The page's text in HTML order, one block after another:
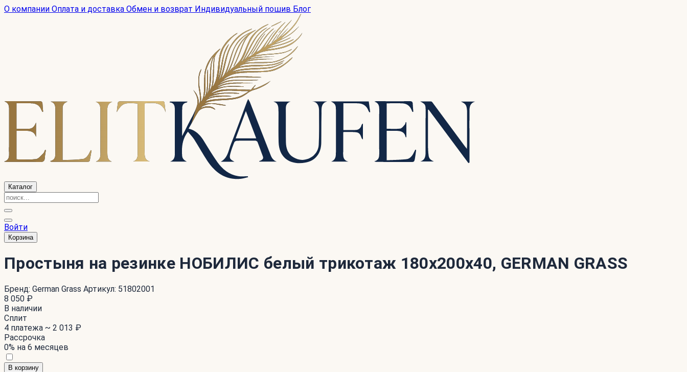
О компании Оплата и доставка Обмен и возврат Индивидуальный пошив Блог
Каталог
Войти
Корзина
Простыня на резинке НОБИЛИС белый трикотаж 180x200x40, GERMAN GRASS
Бренд: German Grass Артикул: 51802001
8 050 ₽
В наличии
Сплит
4 платежа ~ 2 013 ₽
Рассрочка
0% на 6 месяцев
В корзину